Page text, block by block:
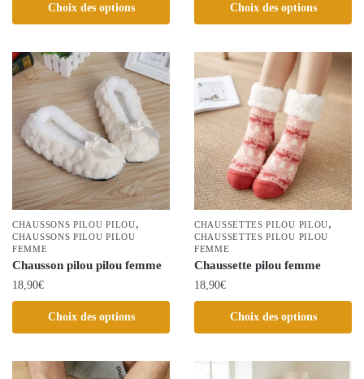
Choix des options
produit
plusieurs
variations.
Les
options
peuvent
être
choisies
sur
la
page
Choix des options
plusieurs
Les
options
peuvent
être
choisies
sur
la
page
du
produit
CHAUSSONS PILOU PILOU,
CHAUSSONS PILOU PILOU
FEMME
Chausson pilou pilou femme
18,90€
Choix des options
produit
plusieurs
CHAUSSETTES PILOU PILOU,
CHAUSSETTES PILOU PILOU
FEMME
Chaussette pilou femme
18,90€
Choix des options
produit